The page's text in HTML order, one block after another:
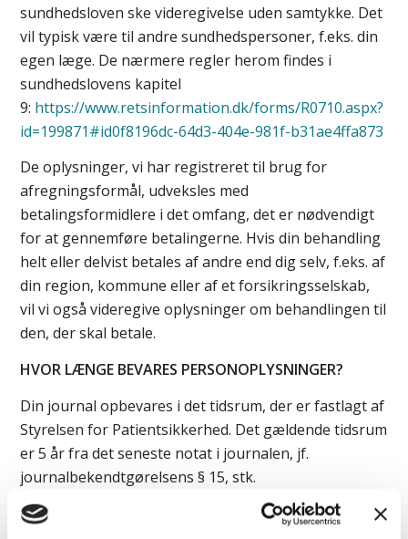
sundhedsloven ske videregivelse uden samtykke. Det
vil typisk være til andre sundhedspersoner, f.eks. din
egen læge. De nærmere regler herom findes i
sundhedslovens kapitel
9: https://www.retsinformation.dk/forms/R0710.aspx?
id=199871#id0f8196dc-64d3-404e-981f-b31ae4ffa873
De oplysninger, vi har registreret til brug for
afregningsformål, udveksles med
betalingsformidlere i det omfang, det er nødvendigt
for at gennemføre betalingerne. Hvis din behandling
helt eller delvist betales af andre end dig selv, f.eks. af
din region, kommune eller af et forsikringsselskab,
vil vi også videregive oplysninger om behandlingen til
den, der skal betale.
HVOR LÆNGE BEVARES PERSONOPLYSNINGER?
Din journal opbevares i det tidsrum, der er fastlagt af
Styrelsen for Patientsikkerhed. Det gældende tidsrum
er 5 år fra det seneste notat i journalen, jf.
journalbekendtgørelsens § 15, stk.
2:https://www.retsinformation.dk/Forms/R0710.aspx?
id=183578